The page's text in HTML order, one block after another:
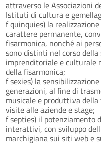
attraverso le Associazioni
Istituti di cultura e
f quinquies) la
carattere permanente,
fisarmonica, nonché ai
sono distinti nel corso
imprenditoriale e culturale
della fisarmonica;
f sexies) la
generazioni, al fine di
musicale e produtti.va
visite alle aziende e stage;
f septies) il potenziamento
interattivi, con sviluppo
marchigiana sui siti web e